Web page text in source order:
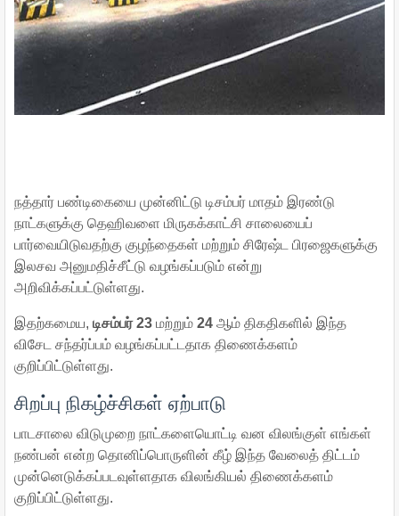
நத்தார் பண்டிகையை முன்னிட்டு டிசம்பர் மாதம் இரண்டு
நாட்களுக்கு தெஹிவளை மிருகக்காட்சி சாலையைப்
பார்வையிடுவதற்கு குழந்தைகள் மற்றும் சிரேஷ்ட பிரஜைகளுக்கு
இலசவ அனுமதிச்சீட்டு வழங்கப்படும் என்று
அறிவிக்கப்பட்டுள்ளது.
இதற்கமைய, டிசம்பர் 23 மற்றும் 24 ஆம் திகதிகளில் இந்த
விசேட சந்தர்ப்பம் வழங்கப்பட்டதாக திணைக்களம்
குறிப்பிட்டுள்ளது.
சிறப்பு நிகழ்ச்சிகள் ஏற்பாடு
பாடசாலை விடுமுறை நாட்களையொட்டி வன விலங்குள் எங்கள்
நண்பன் என்ற தொனிப்பொருளின் கீழ் இந்த வேலைத் திட்டம்
முன்னெடுக்கப்படவுள்ளதாக விலங்கியல் திணைக்களம்
குறிப்பிட்டுள்ளது.